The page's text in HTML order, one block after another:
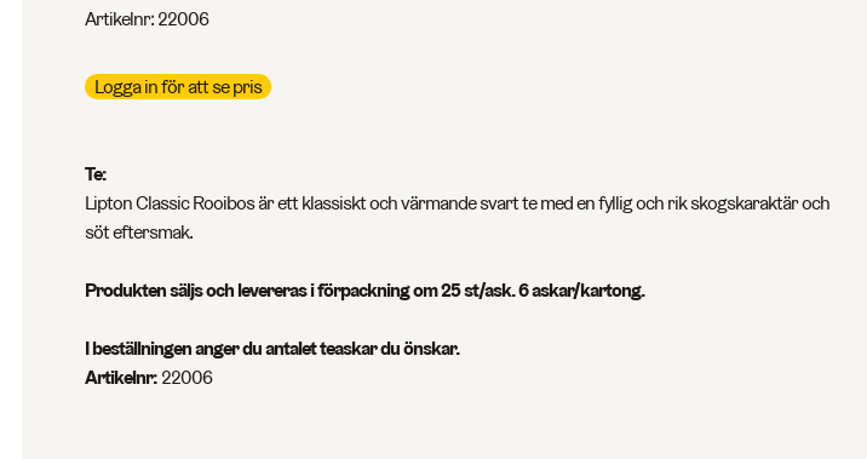
Artikelnr:22006
Logga in för att se pris
Te:
Lipton Classic Rooibos är ett klassiskt och värmande svart te med en fyllig och rik skogskaraktär och
söt eftersmak.
Produkten säljs och levereras i förpackning om 25 st/ask. 6 askar/kartong.
I beställningen anger du antalet teaskar du önskar.
Artikelnr:22006